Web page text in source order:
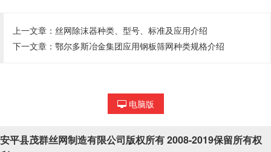
上一文章： 丝网除沫器种类、型号、标准及应用介绍
下一文章： 鄂尔多斯冶金集团应用钢板筛网种类规格介绍
电脑版
安平县茂群丝网制造有限公司版权所有 2008-2019保留所有权